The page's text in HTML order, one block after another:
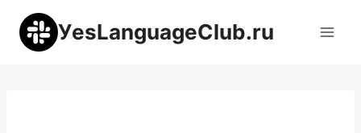
Перейти
содержимому
УesLanguageClub.ru